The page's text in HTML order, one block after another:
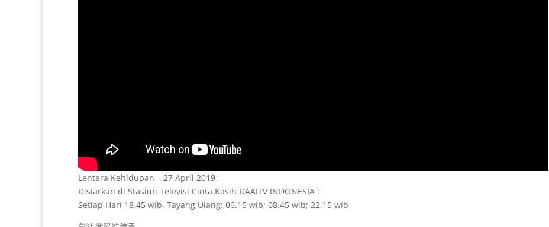
Lentera Kehidupan – 27 April 2019
Disiarkan di Stasiun Televisi Cinta Kasih DAAITV INDONESIA :
Setiap Hari 18.45 wib, Tayang Ulang: 06.15 wib; 08.45 wib; 22.15 wib